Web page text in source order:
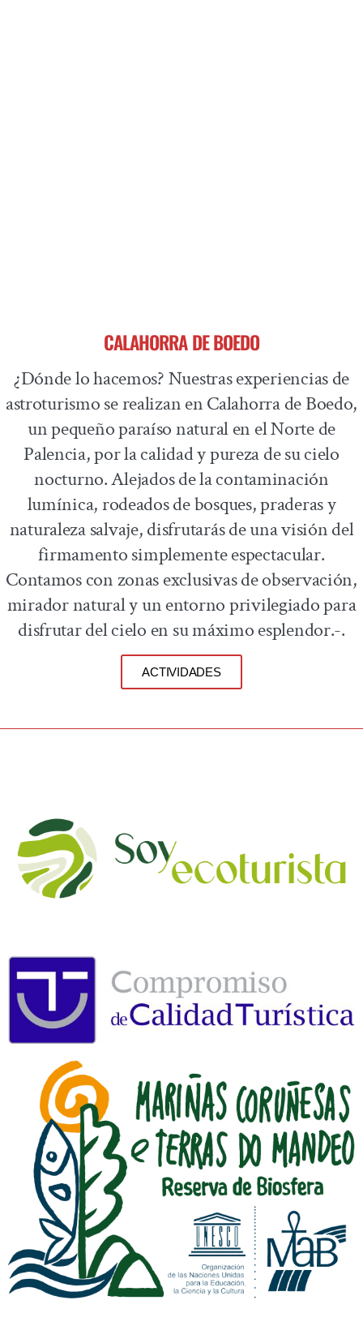
CALAHORRA DE BOEDO
¿Dónde lo hacemos? Nuestras experiencias de
astroturismo se realizan en Calahorra de Boedo,
un pequeño paraíso natural en el Norte de
Palencia, por la calidad y pureza de su cielo
nocturno. Alejados de la contaminación
lumínica, rodeados de bosques, praderas y
naturaleza salvaje, disfrutarás de una visión del
firmamento simplemente espectacular.
Contamos con zonas exclusivas de observación,
mirador natural y un entorno privilegiado para
disfrutar del cielo en su máximo esplendor.-.
ACTIVIDADES